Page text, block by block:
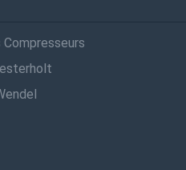
Compresseurs